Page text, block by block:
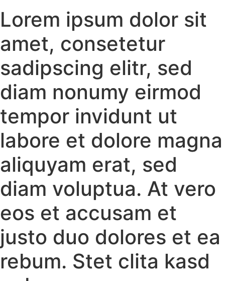
Lorem ipsum dolor sit
amet, consetetur
sadipscing elitr, sed
diam nonumy eirmod
tempor invidunt ut
labore et dolore magna
aliquyam erat, sed
diam voluptua. At vero
eos et accusam et
justo duo dolores et ea
rebum. Stet clita kasd